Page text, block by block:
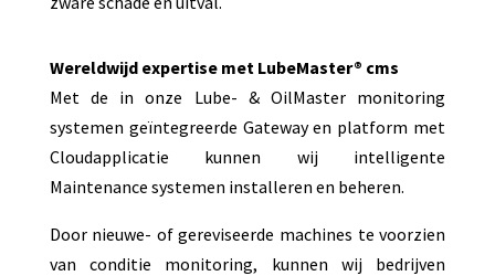
Wereldwijd expertise met LubeMaster® cms
Met de in onze Lube- & OilMaster monitoring
systemen geïntegreerde Gateway en platform met
Cloudapplicatie kunnen wij intelligente
Maintenance systemen installeren en beheren.
Door nieuwe- of gereviseerde machines te voorzien
van conditie monitoring, kunnen wij bedrijven